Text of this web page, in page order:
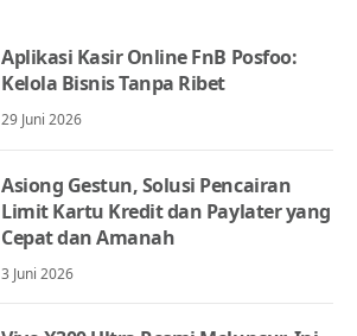
Aplikasi Kasir Online FnB Posfoo:
Kelola Bisnis Tanpa Ribet
29 Juni 2026
Asiong Gestun, Solusi Pencairan
Limit Kartu Kredit dan Paylater yang
Cepat dan Amanah
3 Juni 2026